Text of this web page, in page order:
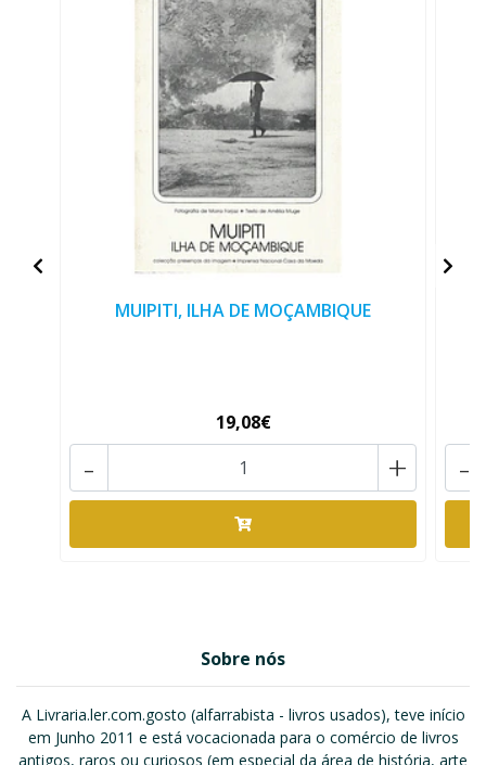
MUIPITI, ILHA DE MOÇAMBIQUE
19,08€
+
- -
Sobre nós
A Livraria.ler.com.gosto (alfarrabista - livros usados), teve início
em Junho 2011 e está vocacionada para o comércio de livros
antigos, raros ou curiosos (em especial da área de história, arte